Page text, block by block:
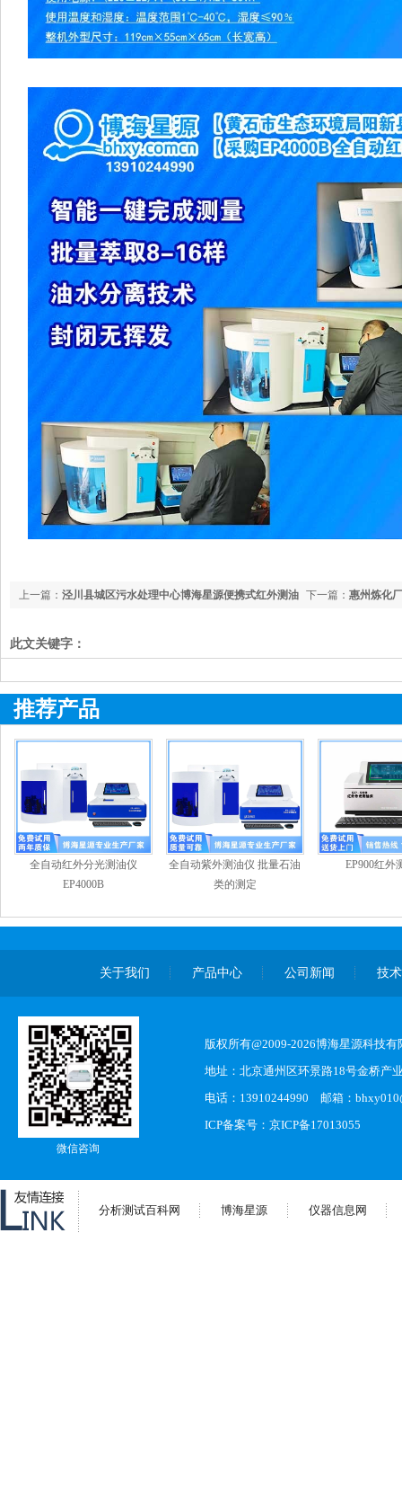
下一篇： 惠州炼化
上一篇： 泾川县城区污水处理中心博海星源便携式红外测油
此文关键字：
推荐产品
全自动红外分光测油仪
EP4000B
全自动紫外测油仪 批量石油
类的测定
EP900红外
关于我们 产品中心 公司新闻 技
微信咨询
版权所有@2009-2026博海星源科技有
地址：北京通州区环景路18号金桥产
电话：13910244990 邮箱：
ICP备案号： 京ICP备17013055
分析测试百科网 博海星源 仪器信息网